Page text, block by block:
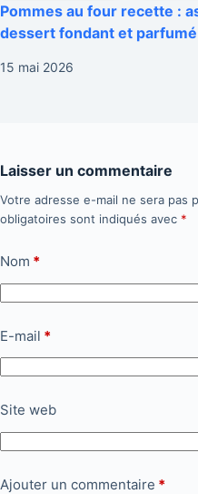
Pommes au four recette :
dessert fondant et parfumé
15 mai 2026
Laisser un commentaire
Votre adresse e-mail ne sera pas
obligatoires sont indiqués avec *
Nom *
E-mail *
Site web
Ajouter un commentaire *